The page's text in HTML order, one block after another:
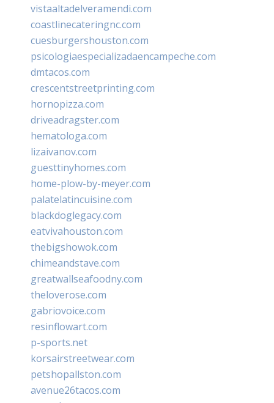
vistaaltadelveramendi.com
coastlinecateringnc.com
cuesburgershouston.com
psicologiaespecializadaencampeche.com
dmtacos.com
crescentstreetprinting.com
hornopizza.com
driveadragster.com
hematologa.com
lizaivanov.com
guesttinyhomes.com
home-plow-by-meyer.com
palatelatincuisine.com
blackdoglegacy.com
eatvivahouston.com
thebigshowok.com
chimeandstave.com
greatwallseafoodny.com
theloverose.com
gabriovoice.com
resinflowart.com
p-sports.net
korsairstreetwear.com
petshopallston.com
avenue26tacos.com